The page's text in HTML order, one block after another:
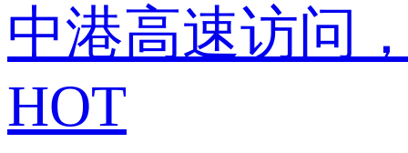
中港高速访问
HOT